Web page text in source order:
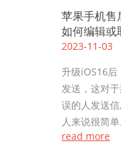
苹果手机售
如何编辑或
2023-11-03
升级iOS16
发送，这对
误的人发送
人来说很简
read more